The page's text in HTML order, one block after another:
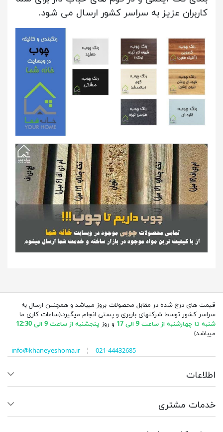
کاربران عزیز به سراسر کشور ارسال می شود.
قیمت های درج شده در مقابل محصولات بروز میباشد و همچنین ارسال به
سراسر کشور توسط شرکتهای باربری و پستی انجام میگیرد.(ساعات کاری ما
شنبه تا چهارشنبه از ساعت 9 الی 17
و روز پنجشنبه از ساعت 9 الی 12:30
میباشد)
info@khaneyeshoma.ir¦ 021-44432685
اطلاعات
خدمات مشتری